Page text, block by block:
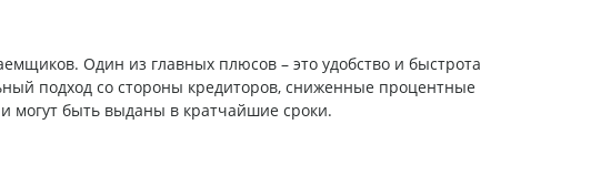
Один из главных плюсов – это удобство и быстрота
подход со стороны кредиторов, сниженные процентные
могут быть выданы в кратчайшие сроки.